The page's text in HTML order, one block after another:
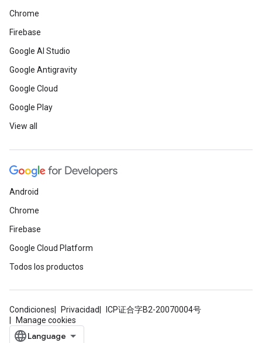
Chrome
Firebase
Google AI Studio
Google Antigravity
Google Cloud
Google Play
View all
Android
Chrome
Firebase
Google Cloud Platform
Todos los productos
Condiciones Privacidad
ICP证合字B2-20070004号
Manage cookies